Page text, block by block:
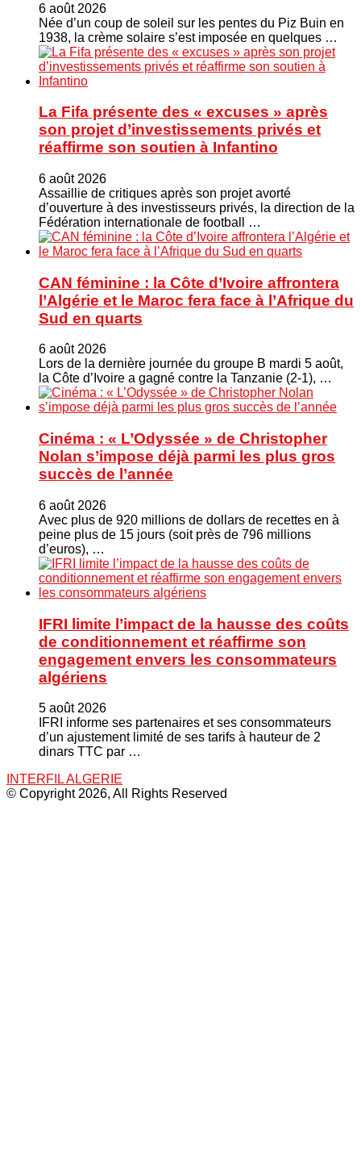
6 août 2026
Née d’un coup de soleil sur les pentes du Piz Buin en
1938, la crème solaire s’est imposée en quelques …
La Fifa présente des « excuses » après
son projet d’investissements privés et
réaffirme son soutien à Infantino
6 août 2026
Assaillie de critiques après son projet avorté
d’ouverture à des investisseurs privés, la direction de la
Fédération internationale de football …
CAN féminine : la Côte d’Ivoire affrontera
l’Algérie et le Maroc fera face à l’Afrique du
Sud en quarts
6 août 2026
Lors de la dernière journée du groupe B mardi 5 août,
la Côte d’Ivoire a gagné contre la Tanzanie (2-1), …
Cinéma : « L’Odyssée » de Christopher
Nolan s’impose déjà parmi les plus gros
succès de l’année
6 août 2026
Avec plus de 920 millions de dollars de recettes en à
peine plus de 15 jours (soit près de 796 millions
d’euros), …
IFRI limite l’impact de la hausse des coûts
de conditionnement et réaffirme son
engagement envers les consommateurs
algériens
5 août 2026
IFRI informe ses partenaires et ses consommateurs
d’un ajustement limité de ses tarifs à hauteur de 2
dinars TTC par …
INTERFIL ALGERIE
© Copyright 2026, All Rights Reserved